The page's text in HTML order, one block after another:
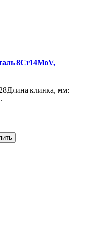
8Cr14MoV,
клинка, мм: